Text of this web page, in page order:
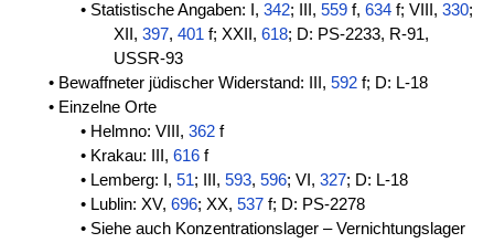
• Statistische Angaben: I,342; III,559 f,634 f; VIII,330;
XII, 397, 401f; XXII, 618; D: PS-2233, R-91,
USSR-93
• Bewaffneter jüdischer Widerstand: III, 592f; D: L-18
• Einzelne Orte
• Helmno: VIII,362 f
• Krakau: III,616 f
• Lemberg: I,51; III,593,596; VI,327; D: L-18
• Lublin: XV,696; XX,537 f; D: PS-2278
• Siehe auch Konzentrationslager – Vernichtungslager